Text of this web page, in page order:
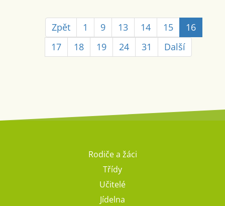
Zpět 1 9 13 14 15
16
17
18 19 24 31 Další
Rodiče a žáci
Třídy
Učitelé
Jídelna